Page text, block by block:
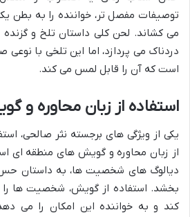
توصیفات مفصل تر، خواننده را به
می کشاند. لحن کلی داستان تلخ و
دردناک می پردازد، اما این تلخی با
است که آن را قابل لمس می کند.
استفاده از زبان محاوره و
یکی از ویژگی های برجسته نثر صالحی،
از زبان محاوره و گویش های منطقه ای
دیالوگ های شخصیت ها، به داستان
بخشد. استفاده از گویش، شخصیت ها را
کند و به خواننده این امکان را می